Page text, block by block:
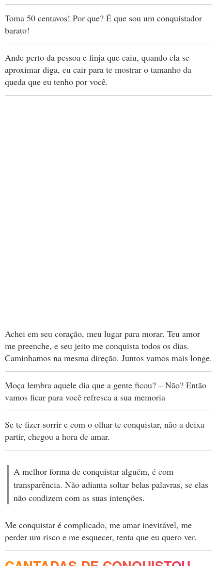
Toma 50 centavos! Por que? É que sou um conquistador
barato!
Ande perto da pessoa e finja que caiu, quando ela se
aproximar diga, eu cair para te mostrar o tamanho da
queda que eu tenho por você.
Achei em seu coração, meu lugar para morar. Teu amor
me preenche, e seu jeito me conquista todos os dias.
Caminhamos na mesma direção. Juntos vamos mais longe.
Moça lembra aquele dia que a gente ficou? – Não? Então
vamos ficar para você refresca a sua memoria
Se te fizer sorrir e com o olhar te conquistar, não a deixa
partir, chegou a hora de amar.
A melhor forma de conquistar alguém, é com
transparência. Não adianta soltar belas palavras, se elas
não condizem com as suas intenções.
Me conquistar é complicado, me amar inevitável, me
perder um risco e me esquecer, tenta que eu quero ver.